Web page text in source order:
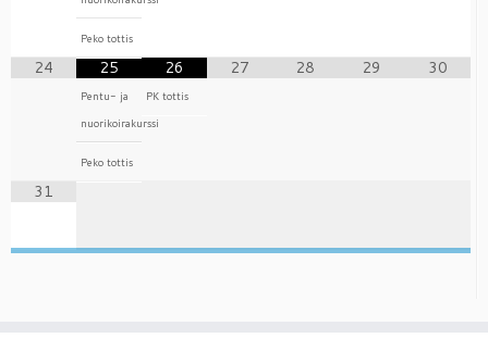
Peko tottis
24 25
Pentu- ja
nuorikoirakurssi
Peko tottis
26
PK tottis
27 28 29 30
31